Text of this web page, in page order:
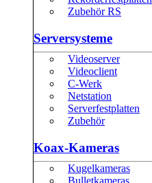
Zubehör RS
Serversysteme
Videoserver
Videoclient
C-Werk
Netstation
Serverfestplatten
Zubehör
Koax-Kameras
Kugelkameras